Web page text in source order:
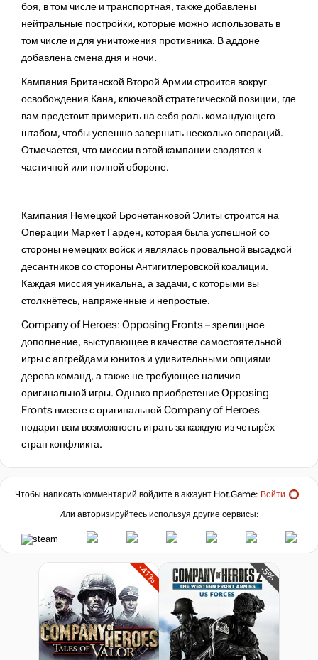
боя, в том числе и транспортная, также добавлены
нейтральные постройки, которые можно использовать в
том числе и для уничтожения противника. В аддоне
добавлена смена дня и ночи.
Кампания Британской Второй Армии строится вокруг
освобождения Кана, ключевой стратегической позиции, где
вам предстоит примерить на себя роль командующего
штабом, чтобы успешно завершить несколько операций.
Отмечается, что миссии в этой кампании сводятся к
частичной или полной обороне.
Кампания Немецкой Бронетанковой Элиты строится на
Операции Маркет Гарден, которая была успешной со
стороны немецких войск и являлась провальной высадкой
десантников со стороны Антигитлеровской коалиции.
Каждая миссия уникальна, а задачи, с которыми вы
столкнётесь, напряженные и непростые.
Company of Heroes: Opposing Fronts – зрелищное
дополнение, выступающее в качестве самостоятельной
игры с апгрейдами юнитов и удивительными опциями
дерева команд, а также не требующее наличия
оригинальной игры. Однако приобретение Opposing
Fronts вместе с оригинальной Company of Heroes
подарит вам возможность играть за каждую из четырёх
стран конфликта.
Чтобы написать комментарий войдите в аккаунт Hot.Game: Войти
Или авторизируйтесь используя другие сервисы:
-41% -5%